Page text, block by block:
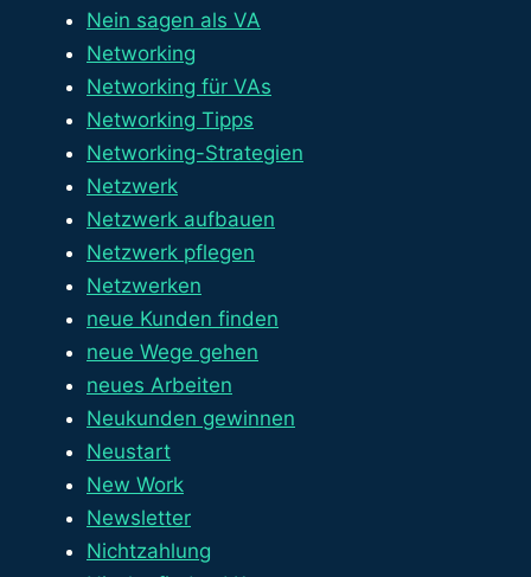
Nein sagen als VA
Networking
Networking für VAs
Networking Tipps
Networking-Strategien
Netzwerk
Netzwerk aufbauen
Netzwerk pflegen
Netzwerken
neue Kunden finden
neue Wege gehen
neues Arbeiten
Neukunden gewinnen
Neustart
New Work
Newsletter
Nichtzahlung